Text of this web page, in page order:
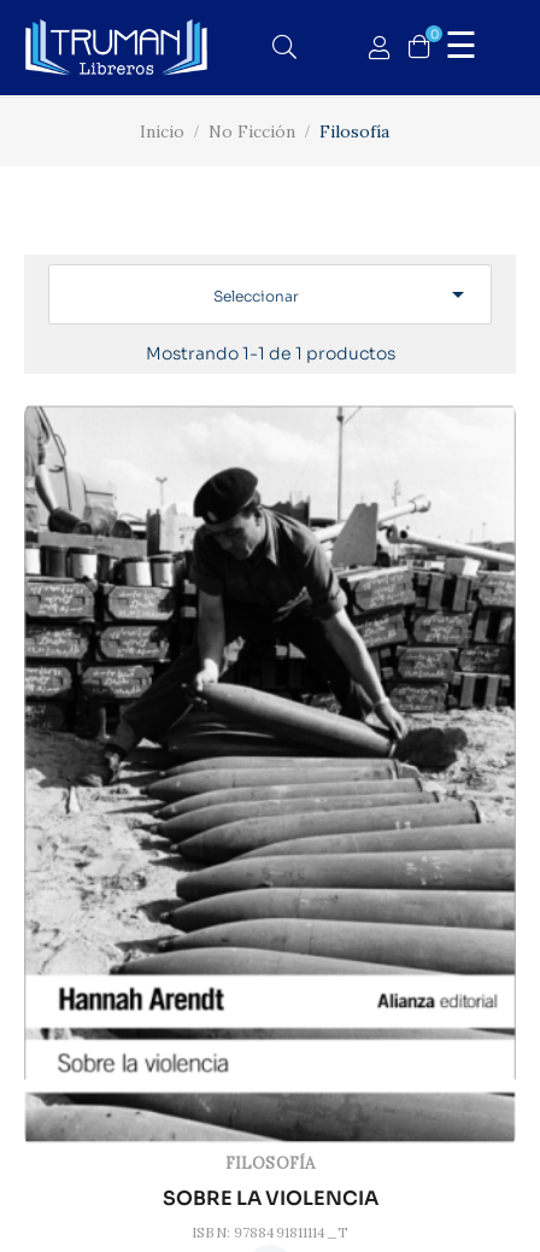
0 ☰
Inicio No Ficción Filosofía
Seleccionar 
Mostrando 1-1 de 1 productos
FILOSOFÍA
SOBRE LA VIOLENCIA
ISBN: 9788491811114_T